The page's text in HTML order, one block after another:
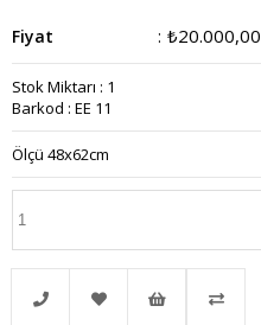
Fiyat : ₺20.000,00
Stok Miktarı : 1
Barkod : EE 11
Ölçü 48x62cm